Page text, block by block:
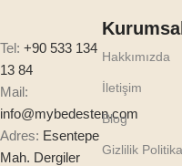
Tel: +90 533 134
13 84
Mail:
info@mybedesten.com
Adres: Esentepe
Mah. Dergiler
Hakkımızda
İletişim
Blog
Gizlilik